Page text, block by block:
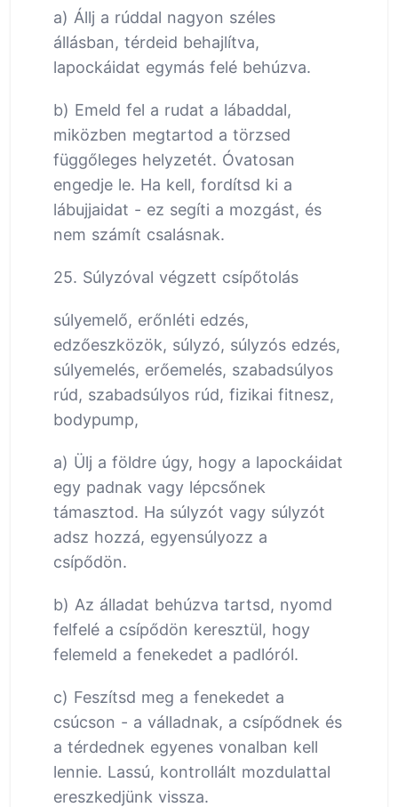
a) Állj a rúddal nagyon széles
állásban, térdeid behajlítva,
lapockáidat egymás felé behúzva.
b) Emeld fel a rudat a lábaddal,
miközben megtartod a törzsed
függőleges helyzetét. Óvatosan
engedje le. Ha kell, fordítsd ki a
lábujjaidat - ez segíti a mozgást, és
nem számít csalásnak.
25. Súlyzóval végzett csípőtolás
súlyemelő, erőnléti edzés,
edzőeszközök, súlyzó, súlyzós edzés,
súlyemelés, erőemelés, szabadsúlyos
rúd, szabadsúlyos rúd, fizikai fitnesz,
bodypump,
a) Ülj a földre úgy, hogy a lapockáidat
egy padnak vagy lépcsőnek
támasztod. Ha súlyzót vagy súlyzót
adsz hozzá, egyensúlyozz a
csípődön.
b) Az álladat behúzva tartsd, nyomd
felfelé a csípődön keresztül, hogy
felemeld a fenekedet a padlóról.
c) Feszítsd meg a fenekedet a
csúcson - a válladnak, a csípődnek és
a térdednek egyenes vonalban kell
lennie. Lassú, kontrollált mozdulattal
ereszkedjünk vissza.